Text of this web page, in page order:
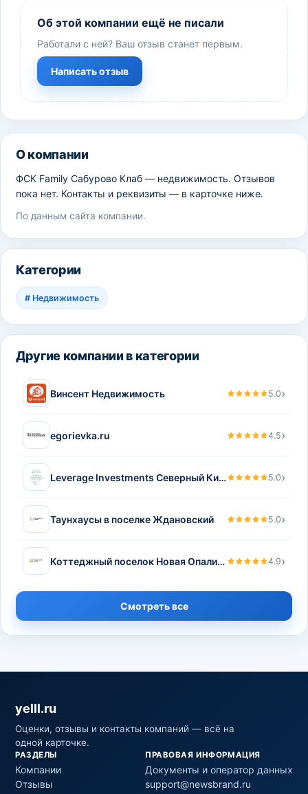
Об этой компании ещё не писали
Работали с ней? Ваш отзыв станет первым.
Написать отзыв
О компании
ФСК Family Сабурово Клаб — недвижимость. Отзывов
пока нет. Контакты и реквизиты — в карточке ниже.
По данным сайта компании.
Категории
# Недвижимость
Другие компании в категории
Винсент Недвижимость 5.0›
egorievka.ru 4.5›
Leverage Investments Северный Кипр 5.0›
Таунхаусы в поселке Ждановский 5.0›
Коттеджный поселок Новая Опалиха 4.9›
Смотреть все
yelll.ru
Оценки, отзывы и контакты компаний — всё на
одной карточке.
РАЗДЕЛЫ
Компании
Отзывы
ПРАВОВАЯ ИНФОРМАЦИЯ
Документы и оператор данных
support@newsbrand.ru